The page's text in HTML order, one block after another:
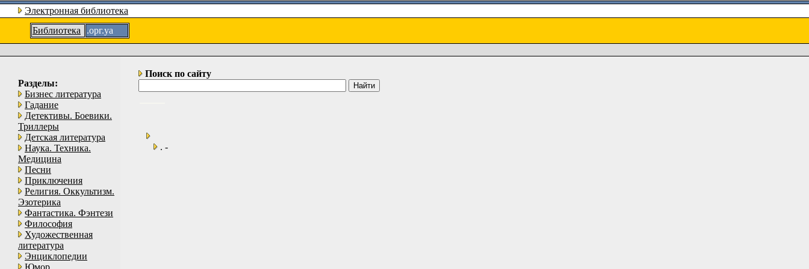
Электронная библиотека
Библиотека
.орг.уа
Разделы:
Бизнес литература
Гадание
Детективы. Боевики.
Триллеры
Детская литература
Наука. Техника.
Медицина
Песни
Приключения
Религия. Оккультизм.
Эзотерика
Фантастика. Фэнтези
Философия
Художественная
литература
Энциклопедии
Юмор
Поиск по сайту
. -